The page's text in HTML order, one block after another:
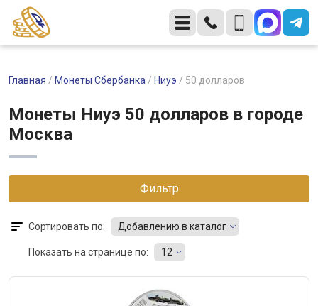
Главная / Монеты Сбербанка / Ниуэ / 50 долларов
Монеты Ниуэ 50 долларов в городе
Москва
Фильтр
Сортировать по: Добавлению в каталог
Показать на странице по: 12